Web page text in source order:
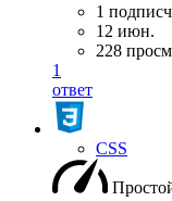
1
12 июн.
228
1
ответ
CSS